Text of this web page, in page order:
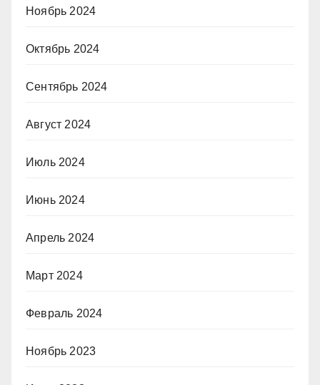
Ноябрь 2024
Октябрь 2024
Сентябрь 2024
Август 2024
Июль 2024
Июнь 2024
Апрель 2024
Март 2024
Февраль 2024
Ноябрь 2023